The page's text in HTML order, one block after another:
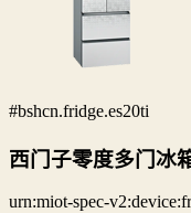
#bshcn.fridge.es20ti
西门子零度多门冰
urn:miot-spec-